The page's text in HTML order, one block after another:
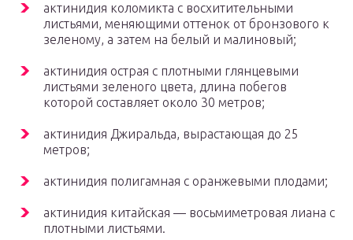
актинидия коломикта с восхитительными
листьями, меняющими оттенок от бронзового к
зеленому, а затем на белый и малиновый;
актинидия острая с плотными глянцевыми
листьями зеленого цвета, длина побегов
которой составляет около 30 метров;
актинидия Джиральда, вырастающая до 25
метров;
актинидия полигамная с оранжевыми плодами;
актинидия китайская — восьмиметровая лиана с
плотными листьями.